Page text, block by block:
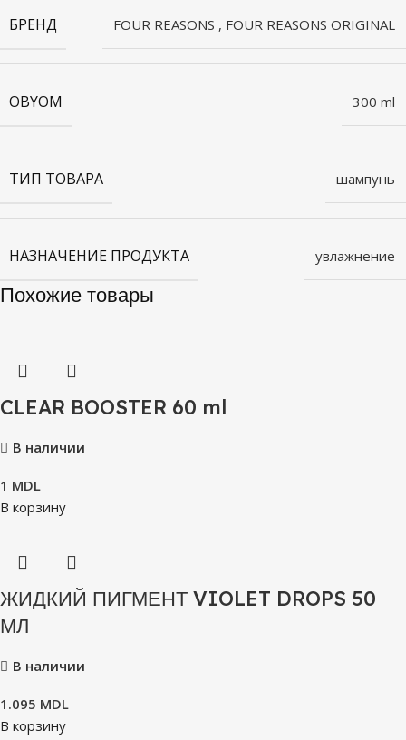
БРЕНД FOUR REASONS , FOUR REASONS ORIGINAL
OBYOM 300 ml
ТИП ТОВАРА шампунь
НАЗНАЧЕНИЕ ПРОДУКТА увлажнение
Похожие товары
CLEAR BOOSTER 60 ml
В наличии
1 MDL
В корзину
ЖИДКИЙ ПИГМЕНТ VIOLET DROPS 50
МЛ
В наличии
1.095 MDL
В корзину